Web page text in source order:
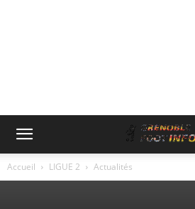
Accueil LIGUE 2 Actualités